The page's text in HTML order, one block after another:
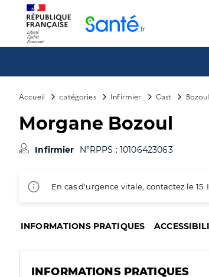
Accueil catégories Infirmier Cast
Morgane Bozoul
Infirmier N°RPPS : 10106423063
En cas d'urgence vitale, contactez le
INFORMATIONS PRATIQUES
INFORMATIONS PRATIQUES
Panneau de gestion des cookies